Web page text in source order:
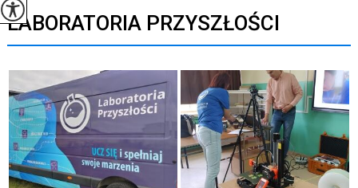
LABORATORIA PRZYSZŁOŚCI